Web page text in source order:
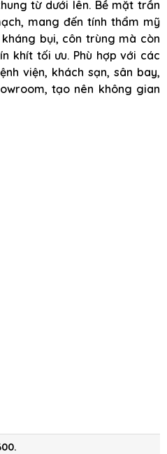
từ dưới lên. Bề mặt trần
mang đến tính thẩm mỹ
bụi, côn trùng mà còn
khít tối ưu. Phù hợp với các
viện, khách sạn, sân bay,
tạo nên không gian